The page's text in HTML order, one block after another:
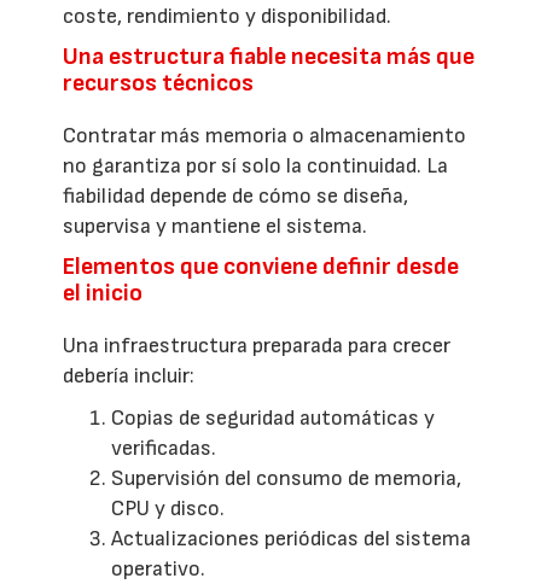
coste, rendimiento y disponibilidad.
Una estructura fiable necesita más que
recursos técnicos
Contratar más memoria o almacenamiento
no garantiza por sí solo la continuidad. La
fiabilidad depende de cómo se diseña,
supervisa y mantiene el sistema.
Elementos que conviene definir desde
el inicio
Una infraestructura preparada para crecer
debería incluir:
Copias de seguridad automáticas y
verificadas.
Supervisión del consumo de memoria,
CPU y disco.
Actualizaciones periódicas del sistema
operativo.